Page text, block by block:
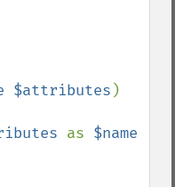
$attributes )
as